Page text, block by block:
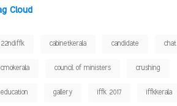
Cloud
22ndiffk cabinetkerala candidate chat
cmokerala council of ministers crushing
education gallery iffk 2017 iffkkerala